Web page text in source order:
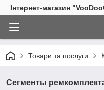
Інтернет-магазин
Товари та послуги
Сегменты